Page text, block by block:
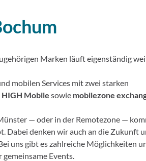
Marken läuft eigenständig
mobilen Services mit zwei starken
HIGH Mobile sowie mobilezone
— oder in der Remotezone —
Dabei denken wir auch an die Zukunft
uns gibt es zahlreiche Möglichkeiten
Events.